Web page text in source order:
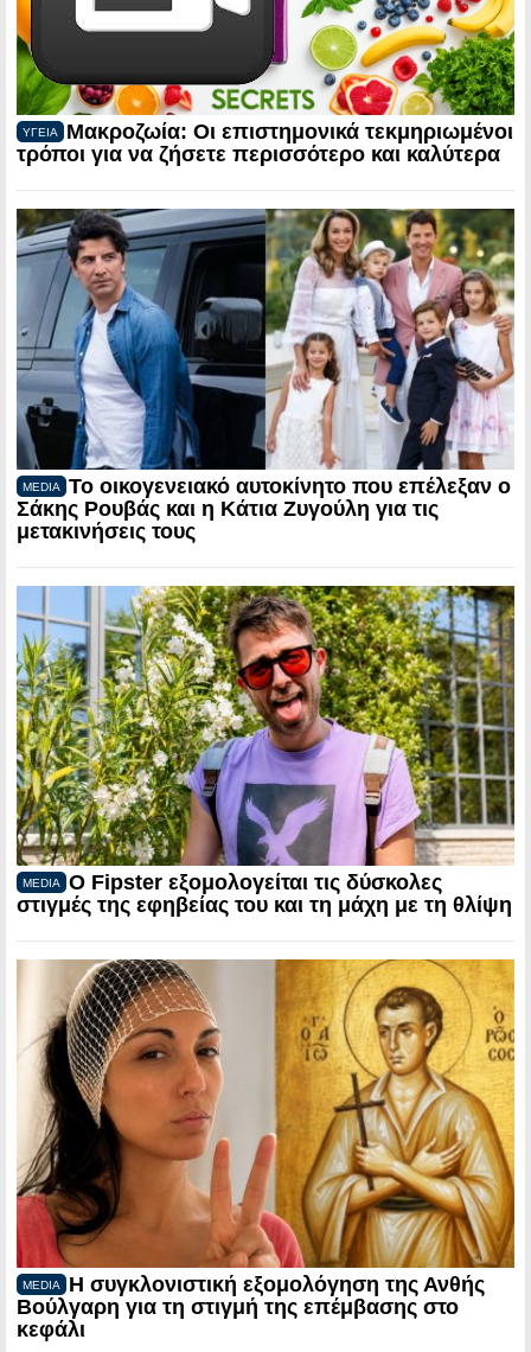
ΥΓΕΙΑ
Μακροζωία: Οι επιστημονικά τεκμηριωμένοι
τρόποι για να ζήσετε περισσότερο και καλύτερα
MEDIA
Το οικογενειακό αυτοκίνητο που επέλεξαν ο
Σάκης Ρουβάς και η Κάτια Ζυγούλη για τις
μετακινήσεις τους
MEDIA
Ο Fipster εξομολογείται τις δύσκολες
στιγμές της εφηβείας του και τη μάχη με τη θλίψη
MEDIA
Η συγκλονιστική εξομολόγηση της Ανθής
Βούλγαρη για τη στιγμή της επέμβασης στο
κεφάλι